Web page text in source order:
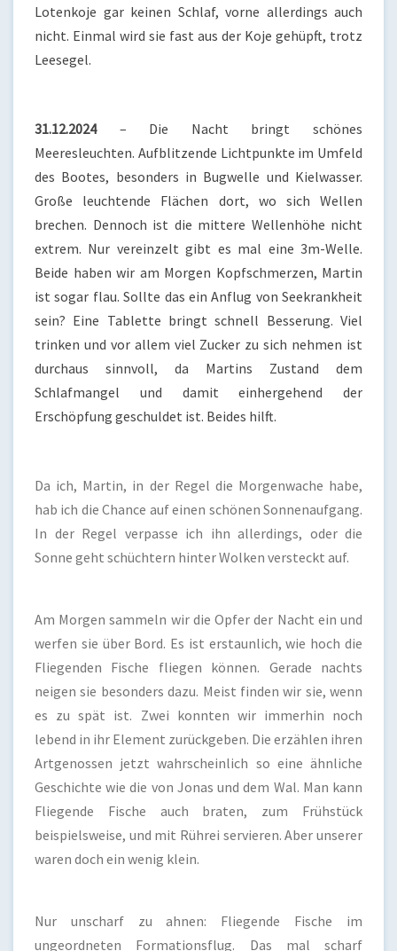
Lotenkoje gar keinen Schlaf, vorne allerdings auch
nicht. Einmal wird sie fast aus der Koje gehüpft, trotz
Leesegel.
31.12.2024– Die Nacht bringt schönes
Meeresleuchten. Aufblitzende Lichtpunkte im Umfeld
des Bootes, besonders in Bugwelle und Kielwasser.
Große leuchtende Flächen dort, wo sich Wellen
brechen. Dennoch ist die mittere Wellenhöhe nicht
extrem. Nur vereinzelt gibt es mal eine 3m-Welle.
Beide haben wir am Morgen Kopfschmerzen, Martin
ist sogar flau. Sollte das ein Anflug von Seekrankheit
sein? Eine Tablette bringt schnell Besserung. Viel
trinken und vor allem viel Zucker zu sich nehmen ist
durchaus sinnvoll, da Martins Zustand dem
Schlafmangel und damit einhergehend der
Erschöpfung geschuldet ist. Beides hilft.
Da ich, Martin, in der Regel die Morgenwache habe,
hab ich die Chance auf einen schönen Sonnenaufgang.
In der Regel verpasse ich ihn allerdings, oder die
Sonne geht schüchtern hinter Wolken versteckt auf.
Am Morgen sammeln wir die Opfer der Nacht ein und
werfen sie über Bord. Es ist erstaunlich, wie hoch die
Fliegenden Fische fliegen können. Gerade nachts
neigen sie besonders dazu. Meist finden wir sie, wenn
es zu spät ist. Zwei konnten wir immerhin noch
lebend in ihr Element zurückgeben. Die erzählen ihren
Artgenossen jetzt wahrscheinlich so eine ähnliche
Geschichte wie die von Jonas und dem Wal. Man kann
Fliegende Fische auch braten, zum Frühstück
beispielsweise, und mit Rührei servieren. Aber unserer
waren doch ein wenig klein.
Nur unscharf zu ahnen: Fliegende Fische im
ungeordneten Formationsflug. Das mal scharf